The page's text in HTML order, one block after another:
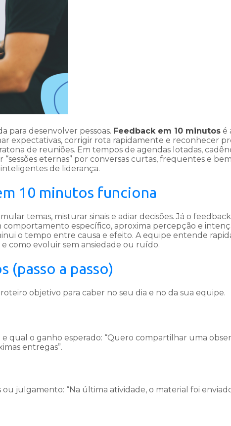
para desenvolver pessoas. Feedback em 10 minutos é
expectativas, corrigir rota rapidamente e reconhecer
de reuniões. Em tempos de agendas lotadas,
eternas” por conversas curtas, frequentes e bem
de liderança.
10 minutos funciona
temas, misturar sinais e adiar decisões. Já o
específico, aproxima percepção e
o tempo entre causa e efeito. A equipe entende
como evoluir sem ansiedade ou ruído.
(passo a passo)
objetivo para caber no seu dia e no da sua equipe.
qual o ganho esperado: “Quero compartilhar uma
entregas”.
julgamento: “Na última atividade, o material foi